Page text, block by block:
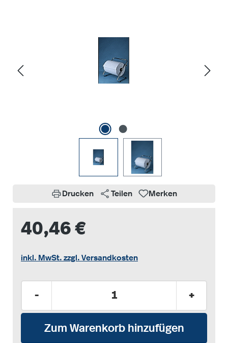
Drucken Teilen Merken
40,46 €
inkl. MwSt. zzgl. Versandkosten
- +
Zum Warenkorb hinzufügen